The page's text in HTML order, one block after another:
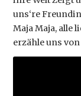
uns‘re
Maja Maja, alle
erzähle uns